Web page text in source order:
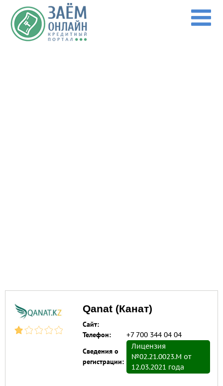
Перейти к основному содержанию
Qanat (Канат)
Сайт:
Телефон:
+7 700 344 04 04
Сведения о
регистрации:
Лицензия
№02.21.0023.M от
12.03.2021 года